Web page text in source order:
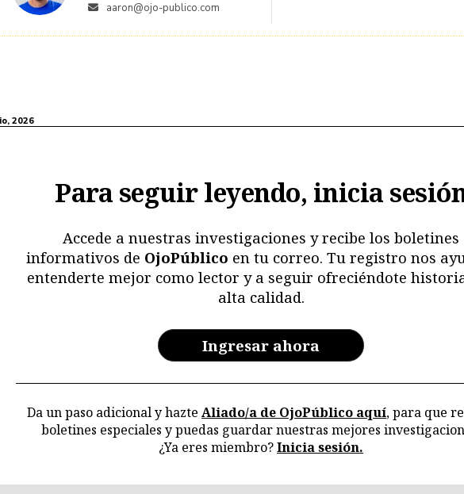
aaron@ojo-publico.com
2026
Para seguir leyendo, inicia
Accede a nuestras investigaciones y recibe los boletines
informativos de OjoPúblico en tu correo. Tu registro nos
entenderte mejor como lector y a seguir ofreciéndote
alta calidad.
Ingresar ahora
Da un paso adicional y hazte Aliado/a de OjoPúblico aquí, para que
boletines especiales y puedas guardar nuestras mejores
¿Ya eres miembro?Inicia sesión.